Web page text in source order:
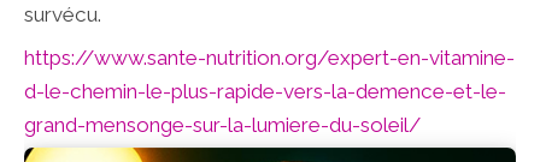
survécu.
https://www.sante-nutrition.org/expert-en-vitamine-
d-le-chemin-le-plus-rapide-vers-la-demence-et-le-
grand-mensonge-sur-la-lumiere-du-soleil/